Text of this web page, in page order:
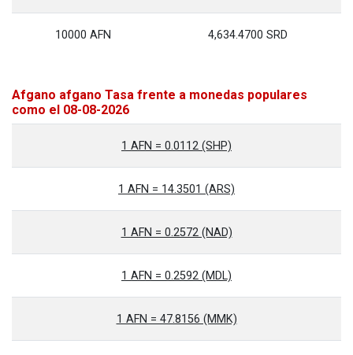
10000 AFN 4,634.4700 SRD
Afgano afgano Tasa frente a monedas populares
como el 08-08-2026
1 AFN = 0.0112 (SHP)
1 AFN = 14.3501 (ARS)
1 AFN = 0.2572 (NAD)
1 AFN = 0.2592 (MDL)
1 AFN = 47.8156 (MMK)